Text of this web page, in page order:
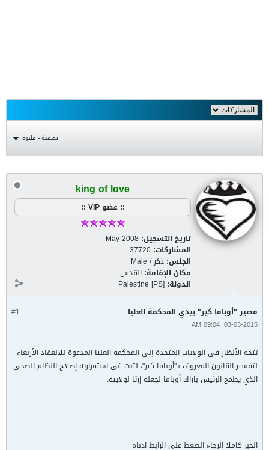
تصفية - فلترة
king of love
:: عضو VIP ::
تاريخ التسجيل: May 2008
المشاركات: 37720
الجنس: ذكر / Male
مكان الإقامة: القدس
الدولة: Palestine [PS]
#1 مصير "أوباما كير" بيدي المحكمة العليا
03-03-2015, 09:04 AM
تتجه الأنظار في الولايات المتحدة إلى المحكمة العليا المدعوة للانعقاد الأربعاء
لتفسير القانون المعروف بـ"أوباما كير"، لتبت في استمرارية إصلاح النظام الصحي
الذي يطمح الرئيس باراك أوباما لجعله إرثا لولايته.
الخبر كاملا الرجاء الضغط على الرابط ادناه